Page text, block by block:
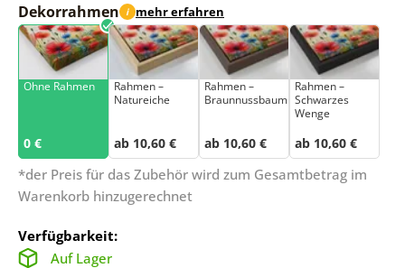
Dekorrahmen i mehr erfahren
Ohne Rahmen
0 €
Rahmen –
Natureiche
ab 10,60 €
Rahmen –
Braunnussbaum
ab 10,60 €
Rahmen –
Schwarzes
Wenge
ab 10,60 €
*der Preis für das Zubehör wird zum Gesamtbetrag im
Warenkorb hinzugerechnet
Verfügbarkeit:
Auf Lager